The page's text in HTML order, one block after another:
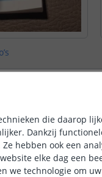
in de stekkers met
de afbeeldingen zijn
ook
?
die daarop
Dankzij
hebben ook een
elke dag een
we technologie om